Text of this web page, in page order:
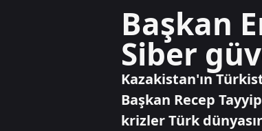
Başkan
Siber
Kazakistan'ın
Başkan Recep
krizler Türk